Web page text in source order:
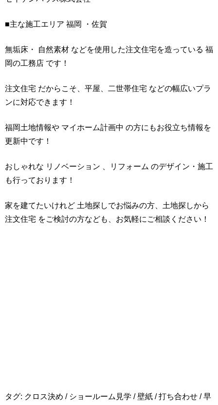
■主な施工エリア 福岡 ・佐賀
無垢床・ 自然素材 などを使用した注文住宅を造っている 福
岡の工務店 です！
注文住宅 だからこそ、平屋、二世帯住宅 などの幅広いプラ
ンに対応できます！
福岡土地情報や マイホーム計画中 の方にもお役立ち情報を
更新中です！
おしゃれな リノベーション 、リフォーム のデザイン・施工
も行っております！
家を建てたいけれど 土地探しでお悩みの方、土地探しから
注文住宅 をご検討の方なども、お気軽にご相談ください！
タグ: クロス決め / ショールーム見学 /壁紙 /打ち合わせ /早